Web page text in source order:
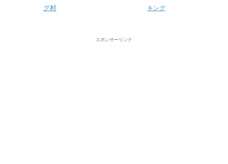
グ村
キング
スポンサーリンク